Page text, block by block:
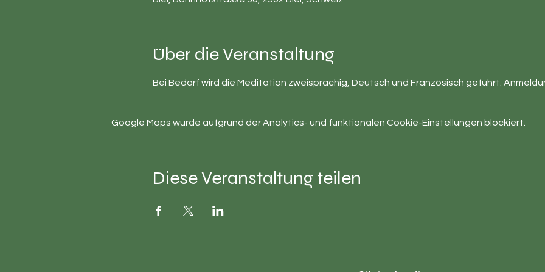
Über die Veranstaltung
Bei Bedarf wird die Meditation zweisprachig, Deutsch und Französisch geführt.
Google Maps wurde aufgrund der Analytics- und funktionalen Cookie-Einstellungen blockiert.
Diese Veranstaltung teilen